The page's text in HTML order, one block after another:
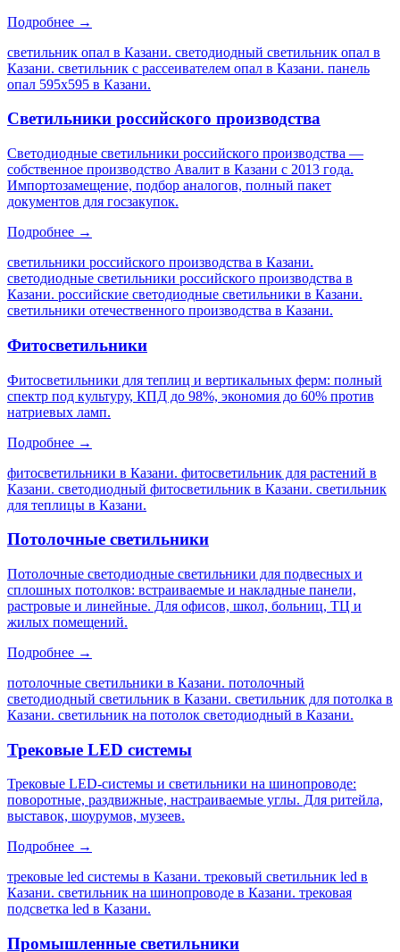
Подробнее →
светильник опал в Казани. светодиодный светильник опал в
Казани. светильник с рассеивателем опал в Казани. панель
опал 595х595 в Казани.
Светильники российского производства
Светодиодные светильники российского производства —
собственное производство Авалит в Казани с 2013 года.
Импортозамещение, подбор аналогов, полный пакет
документов для госзакупок.
Подробнее →
светильники российского производства в Казани.
светодиодные светильники российского производства в
Казани. российские светодиодные светильники в Казани.
светильники отечественного производства в Казани.
Фитосветильники
Фитосветильники для теплиц и вертикальных ферм: полный
спектр под культуру, КПД до 98%, экономия до 60% против
натриевых ламп.
Подробнее →
фитосветильники в Казани. фитосветильник для растений в
Казани. светодиодный фитосветильник в Казани. светильник
для теплицы в Казани.
Потолочные светильники
Потолочные светодиодные светильники для подвесных и
сплошных потолков: встраиваемые и накладные панели,
растровые и линейные. Для офисов, школ, больниц, ТЦ и
жилых помещений.
Подробнее →
потолочные светильники в Казани. потолочный
светодиодный светильник в Казани. светильник для потолка в
Казани. светильник на потолок светодиодный в Казани.
Трековые LED системы
Трековые LED-системы и светильники на шинопроводе:
поворотные, раздвижные, настраиваемые углы. Для ритейла,
выставок, шоурумов, музеев.
Подробнее →
трековые led системы в Казани. трековый светильник led в
Казани. светильник на шинопроводе в Казани. трековая
подсветка led в Казани.
Промышленные светильники